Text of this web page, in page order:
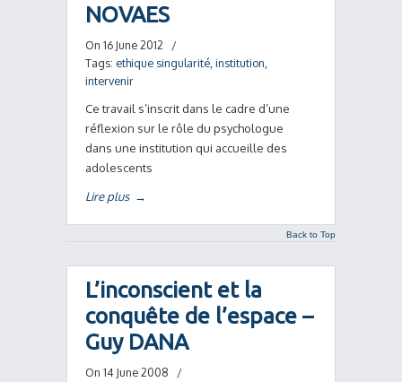
NOVAES
On 16 June 2012
/
Tags: ethique singularité institution
intervenir
Ce travail s’inscrit dans le cadre d’une
réflexion sur le rôle du psychologue
dans une institution qui accueille des
adolescents
Lire plus →
Back to Top
L’inconscient et la
conquête de l’espace –
Guy DANA
On 14 June 2008
/